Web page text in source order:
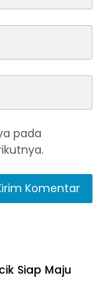
pada
Siap Maju